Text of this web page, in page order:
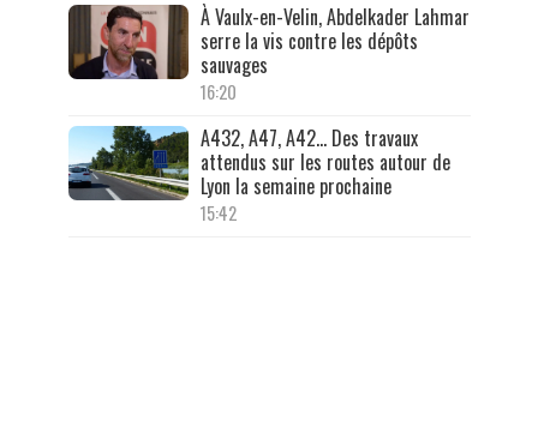
À Vaulx-en-Velin, Abdelkader Lahmar
serre la vis contre les dépôts
sauvages
16:20
A432, A47, A42… Des travaux
attendus sur les routes autour de
Lyon la semaine prochaine
15:42